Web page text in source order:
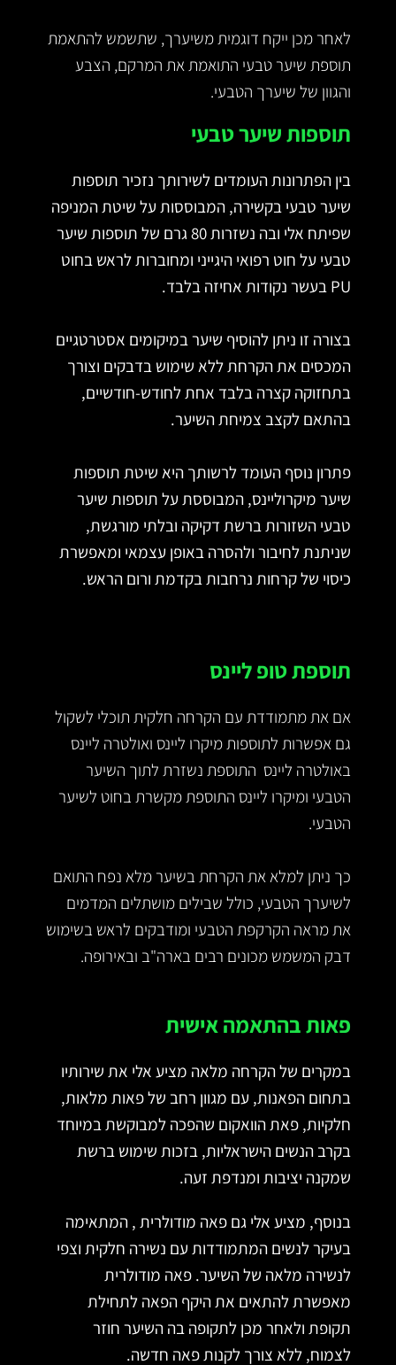
לאחר מכן ייקח דוגמית משיערך, שתשמש להתאמת
תוספת שיער טבעי התואמת את המרקם, הצבע
והגוון של שיערך הטבעי.
תוספות שיער טבעי
בין הפתרונות העומדים לשירותך נזכיר תוספות
שיער טבעי בקשירה, המבוססות על שיטת המניפה
שפיתח אלי ובה נשזרות 80 גרם של תוספות שיער
טבעי על חוט רפואי היגייני ומחוברות לראש בחוט
PU בעשר נקודות אחיזה בלבד.
בצורה זו ניתן להוסיף שיער במיקומים אסטרטגיים
המכסים את הקרחת ללא שימוש בדבקים וצורך
בתחזוקה קצרה בלבד אחת לחודש-חודשיים,
בהתאם לקצב צמיחת השיער.
פתרון נוסף העומד לרשותך היא שיטת תוספות
שיער מיקרוליינס, המבוססת על תוספות שיער
טבעי השזורות ברשת דקיקה ובלתי מורגשת,
שניתנת לחיבור ולהסרה באופן עצמאי ומאפשרת
כיסוי של קרחות נרחבות בקדמת ורום הראש.
תוספת טופ ליינס
אם את מתמודדת עם הקרחה חלקית תוכלי לשקול
גם אפשרות לתוספות מיקרו ליינס ואולטרה ליינס
באולטרה ליינס התוספת נשזרת לתוך השיער
הטבעי ומיקרו ליינס התוספת מקשרת בחוט לשיער
הטבעי.
כך ניתן למלא את הקרחת בשיער מלא נפח התואם
לשיערך הטבעי, כולל שבילים מושתלים המדמים
את מראה הקרקפת הטבעי ומודבקים לראש בשימוש
דבק המשמש מכונים רבים בארה"ב ובאירופה.
פאות בהתאמה אישית
במקרים של הקרחה מלאה מציע אלי את שירותיו
בתחום הפאנות, עם מגוון רחב של פאות מלאות,
חלקיות, פאת הוואקום שהפכה למבוקשת במיוחד
בקרב הנשים הישראליות, בזכות שימוש ברשת
שמקנה יציבות ומנדפת זעה.
בנוסף, מציע אלי גם פאה מודולרית , המתאימה
בעיקר לנשים המתמודדות עם נשירה חלקית וצפי
לנשירה מלאה של השיער. פאה מודולרית
מאפשרת להתאים את היקף הפאה לתחילת
תקופת ולאחר מכן לתקופה בה השיער חוזר
לצמוח, ללא צורך לקנות פאה חדשה.